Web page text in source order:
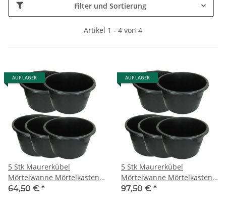
Filter und Sortierung
Artikel 1 - 4 von 4
AUF LAGER
5 Stk Maurerkübel
Mörtelwanne Mörtelkasten
Rund 65 l Beton Maurer
64,50 € *
AUF LAGER
5 Stk Maurerkübel
Mörtelwanne Mörtelkasten
Rund 90 l Beton Maurer
97,50 € *